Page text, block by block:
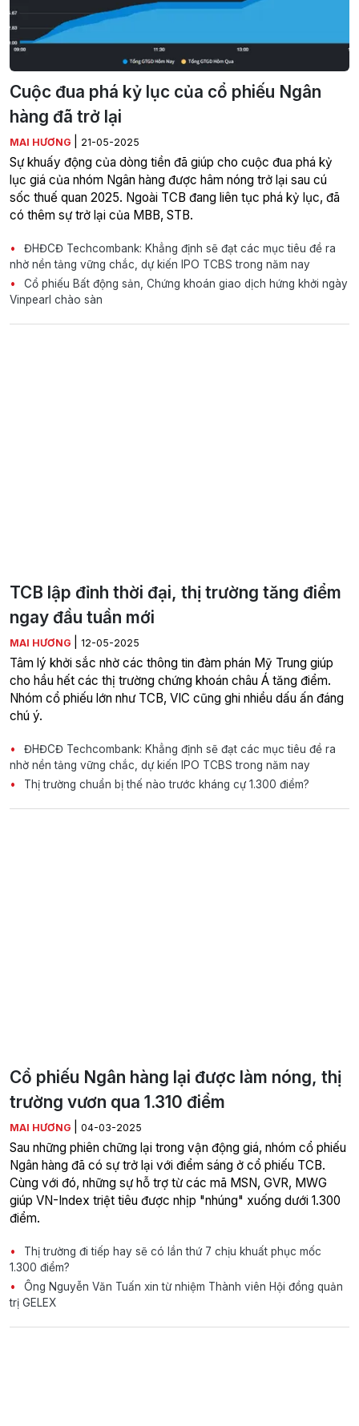
Cuộc đua phá kỷ lục của cổ phiếu Ngân
hàng đã trở lại
MAI HƯƠNG 21-05-2025
Sự khuấy động của dòng tiền đã giúp cho cuộc đua phá kỷ
lục giá của nhóm Ngân hàng được hâm nóng trở lại sau cú
sốc thuế quan 2025. Ngoài TCB đang liên tục phá kỷ lục, đã
có thêm sự trở lại của MBB, STB.
ĐHĐCĐ Techcombank: Khẳng định sẽ đạt các mục tiêu đề ra
nhờ nền tảng vững chắc, dự kiến IPO TCBS trong năm nay
Cổ phiếu Bất động sản, Chứng khoán giao dịch hứng khởi ngày
Vinpearl chào sàn
TCB lập đỉnh thời đại, thị trường tăng điểm
ngay đầu tuần mới
MAI HƯƠNG 12-05-2025
Tâm lý khởi sắc nhờ các thông tin đàm phán Mỹ Trung giúp
cho hầu hết các thị trường chứng khoán châu Á tăng điểm.
Nhóm cổ phiếu lớn như TCB, VIC cũng ghi nhiều dấu ấn đáng
chú ý.
ĐHĐCĐ Techcombank: Khẳng định sẽ đạt các mục tiêu đề ra
nhờ nền tảng vững chắc, dự kiến IPO TCBS trong năm nay
Thị trường chuẩn bị thế nào trước kháng cự 1.300 điểm?
Cổ phiếu Ngân hàng lại được làm nóng, thị
trường vươn qua 1.310 điểm
MAI HƯƠNG 04-03-2025
Sau những phiên chững lại trong vận động giá, nhóm cổ phiếu
Ngân hàng đã có sự trở lại với điểm sáng ở cổ phiếu TCB.
Cùng với đó, những sự hỗ trợ từ các mã MSN, GVR, MWG
giúp VN-Index triệt tiêu được nhịp "nhúng" xuống dưới 1.300
điểm.
Thị trường đi tiếp hay sẽ có lần thứ 7 chịu khuất phục mốc
1.300 điểm?
Ông Nguyễn Văn Tuấn xin từ nhiệm Thành viên Hội đồng quản
trị GELEX